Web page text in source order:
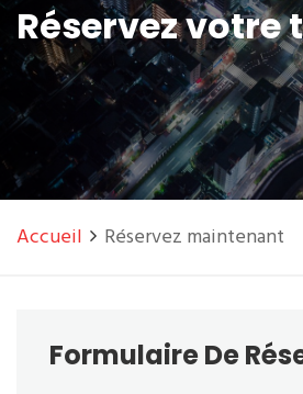
Réservez votre
Accueil Réservez maintenant
Formulaire De